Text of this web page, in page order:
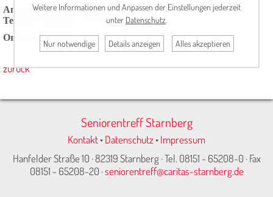
Ansprechpartner:Hans Hümpfner, Tel: 08151/15392
Termin
: dienstags, 17.00 Uhr
Ort
: Seniorentreff, Cafeteria
zurück
Seniorentreff Starnberg
Kontakt•Datenschutz•Impressum
Hanfelder Straße 10 · 82319 Starnberg · Tel. 08151 - 65208-0 · Fax
08151 - 65208-20 ·seniorentreff@caritas-starnberg.de
Weitere Informationen und Anpassen der Einstellungen jederzeit
unter Datenschutz
Nur notwendige Details anzeigen Alles akzeptieren